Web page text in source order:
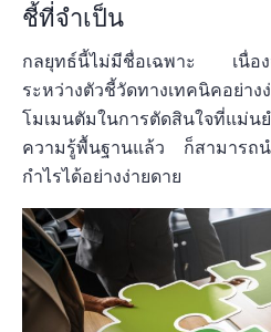
ชี้ที่จำเป็น
กลยุทธ์นี้ไม่มีชื่อเฉพาะ เนื่องจ
ระหว่างตัวชี้วัดทางเทคนิคอย่าง
โมเมนตัมในการตัดสินใจที่แ
ความรู้พื้นฐานแล้ว ก็สามารถน
กำไรได้อย่างง่ายดาย